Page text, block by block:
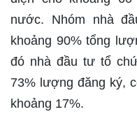
nước. Nhóm nhà
khoảng 90% tổng
đó nhà đầu tư tổ
73% lượng đăng ký,
khoảng 17%.